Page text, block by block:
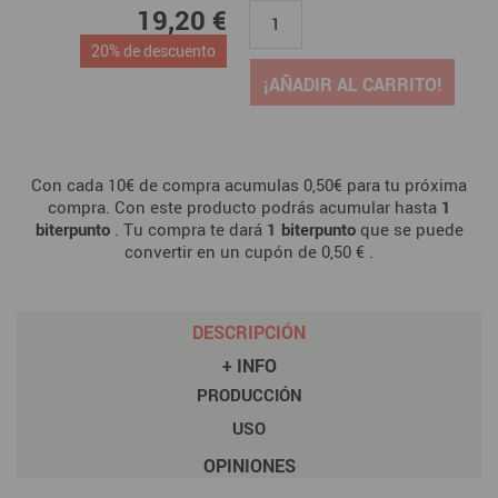
19,20 €
20% de descuento
¡AÑADIR AL CARRITO!
Con cada 10€ de compra acumulas 0,50€ para tu próxima
compra. Con este producto podrás acumular hasta 1
biterpunto. Tu compra te dará 1 biterpuntoque se puede
convertir en un cupón de 0,50 €
DESCRIPCIÓN
+ INFO
PRODUCCIÓN
USO
OPINIONES